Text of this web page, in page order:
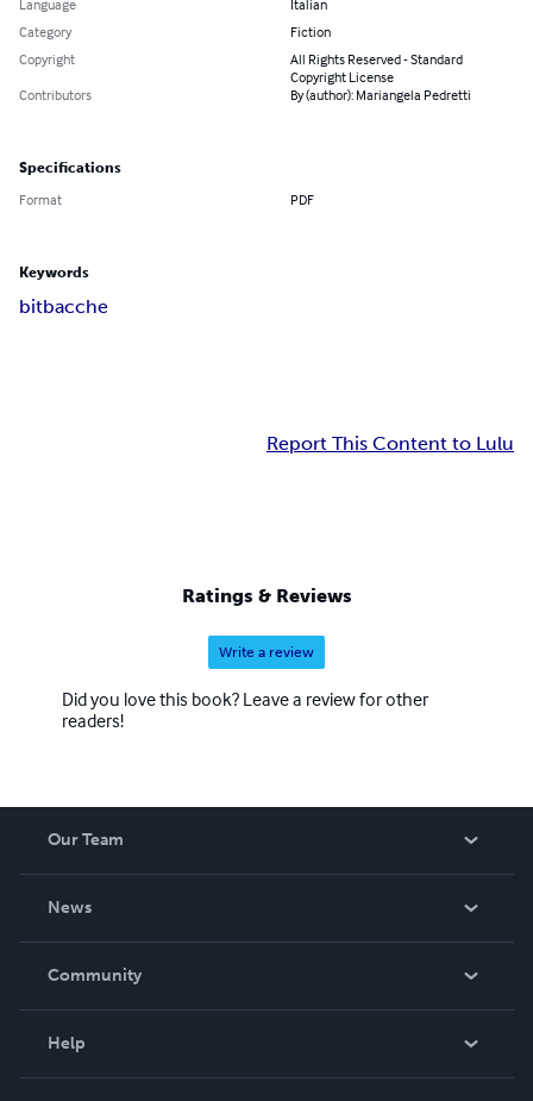
Language
Italian
Category
Fiction
Copyright
All Rights Reserved - Standard
Copyright License
Contributors
By (author): Mariangela Pedretti
Specifications
Format PDF
Keywords
bitbacche
Report This Content to Lulu
Ratings & Reviews
Write a review
Did you love this book? Leave a review for other
readers!
Our Team
News
In The News
Community
Help